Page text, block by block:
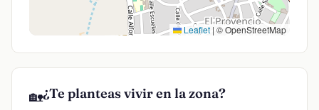
Leaflet | © OpenStreetMap
🏡¿Te planteas vivir en la zona?